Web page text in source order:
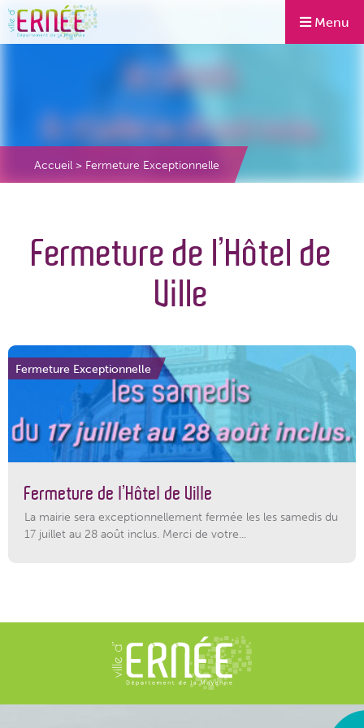
Menu
Accueil > Fermeture Exceptionnelle
Fermeture de l’Hôtel de
Ville
Fermeture Exceptionnelle
Fermeture de l’Hôtel de Ville
La mairie sera exceptionnellement fermée les les samedis du
17 juillet au 28 août inclus. Merci de votre...